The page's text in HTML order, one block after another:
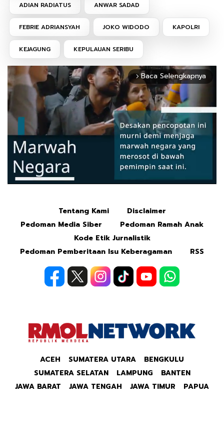
ADIAN RADIATUS ANWAR SADAD
FEBRIE ADRIANSYAH JOKO WIDODO KAPOLRI
KEJAGUNG KEPULAUAN SERIBU
arrow_forward_ios Baca Selengkapnya
Tentang Kami
Disclaimer
Pedoman Media Siber
Pedoman Ramah Anak
Kode Etik Jurnalistik
Pedoman Pemberitaan Isu Keberagaman
RSS
ACEH SUMATERA UTARA
BENGKULU
SUMATERA SELATAN
LAMPUNG
BANTEN
JAWA BARAT
JAWA TENGAH JAWA TIMUR PAPUA